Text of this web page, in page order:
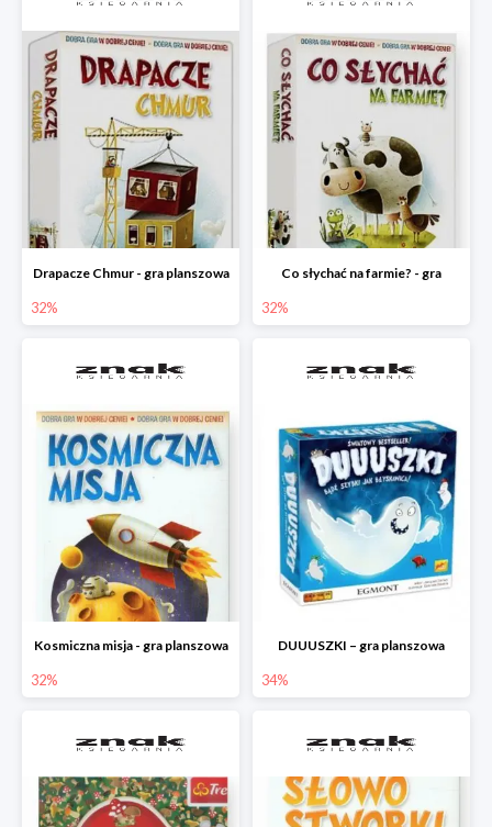
Drapacze Chmur - gra planszowa
32%
Co słychać na farmie? - gra
32%
Kosmiczna misja - gra planszowa
32%
DUUUSZKI – gra planszowa
34%